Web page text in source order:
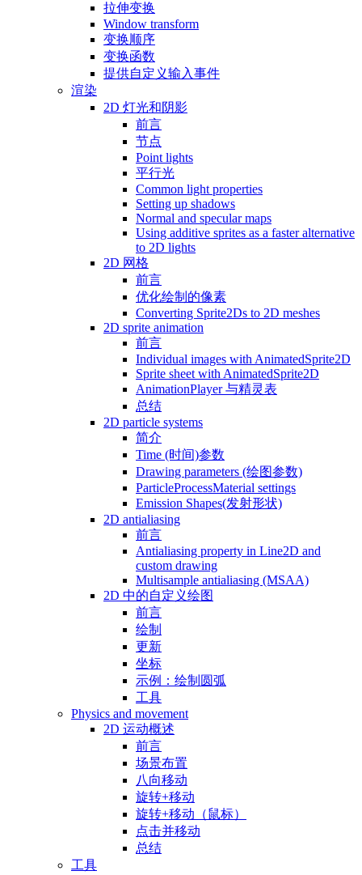
拉伸变换
Window transform
变换顺序
变换函数
提供自定义输入事件
渲染
2D 灯光和阴影
前言
节点
Point lights
平行光
Common light properties
Setting up shadows
Normal and specular maps
Using additive sprites as a faster alternative
to 2D lights
2D 网格
前言
优化绘制的像素
Converting Sprite2Ds to 2D meshes
2D sprite animation
前言
Individual images with AnimatedSprite2D
Sprite sheet with AnimatedSprite2D
AnimationPlayer 与精灵表
总结
2D particle systems
简介
Time (时间)参数
Drawing parameters (绘图参数)
ParticleProcessMaterial settings
Emission Shapes(发射形状)
2D antialiasing
前言
Antialiasing property in Line2D and
custom drawing
Multisample antialiasing (MSAA)
2D 中的自定义绘图
前言
绘制
更新
坐标
示例：绘制圆弧
工具
Physics and movement
2D 运动概述
前言
场景布置
八向移动
旋转+移动
旋转+移动（鼠标）
点击并移动
总结
工具